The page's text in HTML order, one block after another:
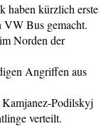
haben kürzlich erste
VW Bus gemacht.
Norden der
Angriffen aus
Podilskyj
verteilt.